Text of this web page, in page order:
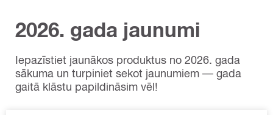
2026. gada jaunumi
Iepazīstiet jaunākos produktus no 2026. gada
sākuma un turpiniet sekot jaunumiem — gada
gaitā klāstu papildināsim vēl!